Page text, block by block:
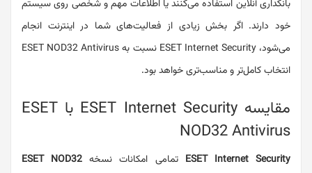
بانکداری آنلاین استفاده می‌کنند یا اطلاعات مهم و شخصی روی سیستم
خود دارند. اگر بخش زیادی از فعالیت‌های شما در اینترنت انجام
می‌شود، ESET Internet Security نسبت به ESET NOD32 Antivirus
انتخاب کامل‌تر و مناسب‌تری خواهد بود.
مقایسه ESET Internet Security با ESET
NOD32 Antivirus
ESET Internet Security تمامی امکانات نسخه ESET NOD32